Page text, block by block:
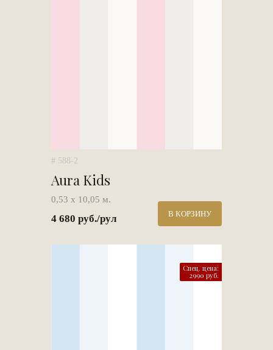
# 588-2
Aura Kids
0,53 х 10,05 м.
4 680 руб./рул В КОРЗИНУ
Спец. цена:
2990 руб.